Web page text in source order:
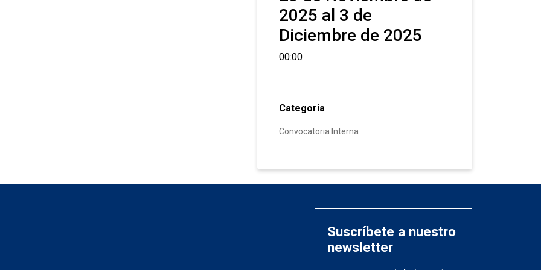
2025 al 3 de
Diciembre de 2025
00:00
Categoria
Convocatoria Interna
Suscríbete a nuestro
newsletter